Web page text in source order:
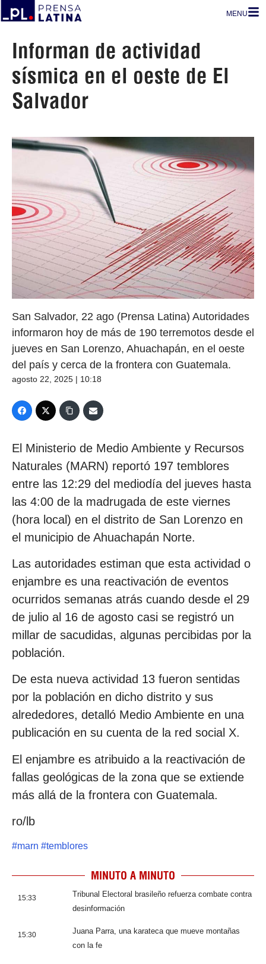
MENU
Informan de actividad
sísmica en el oeste de El
Salvador
San Salvador, 22 ago (Prensa Latina) Autoridades
informaron hoy de más de 190 terremotos desde el
jueves en San Lorenzo, Ahuachapán, en el oeste
del país y cerca de la frontera con Guatemala.
agosto 22, 2025 | 10:18
El Ministerio de Medio Ambiente y Recursos
Naturales (MARN) reportó 197 temblores
entre las 12:29 del mediodía del jueves hasta
las 4:00 de la madrugada de este viernes
(hora local) en el distrito de San Lorenzo en
el municipio de Ahuachapán Norte.
Las autoridades estiman que esta actividad o
enjambre es una reactivación de eventos
ocurridos semanas atrás cuando desde el 29
de julio al 16 de agosto casi se registró un
millar de sacudidas, algunas percibidas por la
población.
De esta nueva actividad 13 fueron sentidas
por la población en dicho distrito y sus
alrededores, detalló Medio Ambiente en una
publicación en su cuenta de la red social X.
El enjambre es atribuido a la reactivación de
fallas geológicas de la zona que se extiende
más allá de la frontera con Guatemala.
ro/lb
#marn #temblores
MINUTO A MINUTO
15:33
Tribunal Electoral brasileño refuerza combate contra
desinformación
15:30
Juana Parra, una karateca que mueve montañas
con la fe